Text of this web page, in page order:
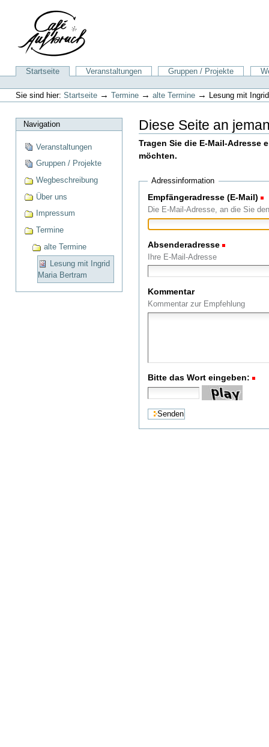
Navigation
SektionenStartseite Veranstaltungen Gruppen / Projekte
Benutzerspezifische
Werkzeuge
Sie sind hier: Startseite → Termine → alte Termine → Lesung mit
Navigation
Veranstaltungen
Gruppen / Projekte
Wegbeschreibung
Über uns
Impressum
Termine
alte Termine
Lesung mit Ingrid
Maria Bertram
Diese Seite an
Tragen Sie die E-Mail-Adresse
möchten.
Adressinformation
Empfängeradresse (E-Mail)
Die E-Mail-Adresse, an die Sie
Absenderadresse
Ihre E-Mail-Adresse
Kommentar
Kommentar zur Empfehlung
Bitte das Wort eingeben: